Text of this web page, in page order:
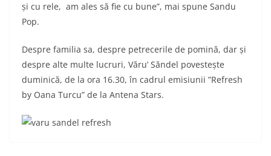
și cu rele, am ales să fie cu bune”, mai spune Sandu
Pop.
Despre familia sa, despre petrecerile de pomină, dar și
despre alte multe lucruri, Văru’ Săndel povestește
duminică, de la ora 16.30, în cadrul emisiunii ”Refresh
by Oana Turcu” de la Antena Stars.